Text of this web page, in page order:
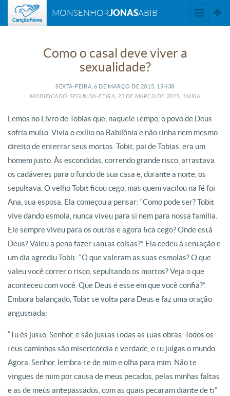
MONSENHORJONASABIB
Como o casal deve viver a
sexualidade?
SEXTA-FEIRA, 6 DE MARÇO DE 2015, 15H38
MODIFICADO: SEGUNDA-FEIRA, 23 DE MARÇO DE 2015, 16H06
Lemos no Livro de Tobias que, naquele tempo, o povo de Deus
sofria muito. Vivia o exílio na Babilônia e não tinha nem mesmo
direito de enterrar seus mortos. Tobit, pai de Tobias, era um
homem justo. Às escondidas, correndo grande risco, arrastava
os cadáveres para o fundo de sua casa e, durante a noite, os
sepultava. O velho Tobit ficou cego, mas quem vacilou na fé foi
Ana, sua esposa. Ela começou a pensar: “Como pode ser? Tobit
vive dando esmola, nunca viveu para si nem para nossa família.
Ele sempre viveu para os outros e agora fica cego? Onde está
Deus? Valeu a pena fazer tantas coisas?”. Ela cedeu à tentação e
um dia agrediu Tobit: “O que valeram as suas esmolas? O que
valeu você correr o risco, sepultando os mortos? Veja o que
aconteceu com você. Que Deus é esse em que você confia?”.
Embora balançado, Tobit se volta para Deus e faz uma oração
angustiada:
“Tu és justo, Senhor, e são justas todas as tuas obras. Todos os
teus caminhos são misericórdia e verdade, e tu julgas o mundo.
Agora, Senhor, lembra-te de mim e olha para mim. Não te
vingues de mim por causa de meus pecados, pelas minhas faltas
e as de meus antepassados, com as quais pecaram diante de ti”